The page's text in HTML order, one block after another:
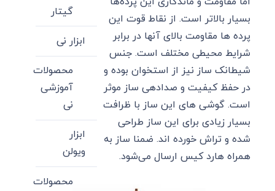
بسیار بالاتر است. از نقاط قوت این
پرده ها مقاومت بالای آنها در برابر
شرایط محیطی مختلف است. جنس
شیطانک ساز نیز از استخوان بوده و
در حفظ کیفیت و صدادهی ساز موثر
است. گوشی های این ساز با ظرافت
بسیار زیادی برای این ساز طراحی
شده و تراش خورده اند. ضمنا ساز به
همراه هارد کیس ارسال می‌شود.
گیتار
ابزار نی
محصولات
آموزشی
نی
ابزار
ویولن
محصولات